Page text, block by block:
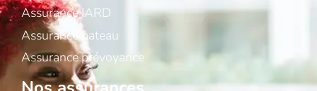
Assurance IARD
Assurance bateau
Assurance prévoyance